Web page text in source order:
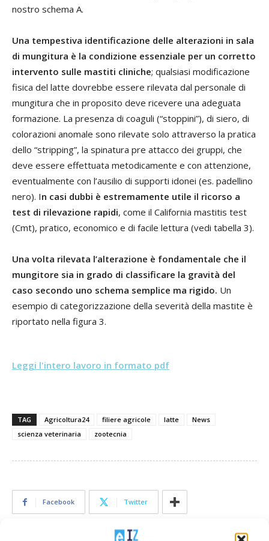
nostro schema A.
Una tempestiva identificazione delle alterazioni in sala
di mungitura è la condizione essenziale per un corretto
intervento sulle mastiti cliniche; qualsiasi modificazione
fisica del latte dovrebbe essere rilevata dal personale di
mungitura che in proposito deve ricevere una adeguata
formazione. La presenza di coaguli (“stoppini”), di siero, di
colorazioni anomale sono rilevate solo attraverso la pratica
dello “stripping”, la spinatura pre attacco dei gruppi, che
deve essere effettuata metodicamente e con attenzione,
eventualmente con l’ausilio di supporti idonei (es. padellino
nero). In casi dubbi è estremamente utile il ricorso a
test di rilevazione rapidi, come il California mastitis test
(Cmt), pratico, economico e di facile lettura (vedi tabella 3).
Una volta rilevata l’alterazione è fondamentale che il
mungitore sia in grado di classificare la gravità del
caso secondo uno schema semplice ma rigido. Un
esempio di categorizzazione della severità della mastite è
riportato nella figura 3.
Leggi l'intero lavoro in formato pdf
TAG Agricoltura24 filiere agricole latte
News
scienza veterinaria
zootecnia
Facebook Twitter